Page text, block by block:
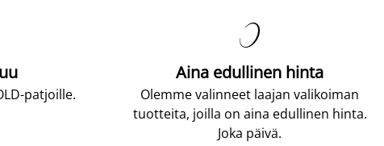
patjoille.

Aina edullinen hinta
Olemme valinneet laajan valikoiman
tuotteita, joilla on aina edullinen hinta.
Joka päivä.